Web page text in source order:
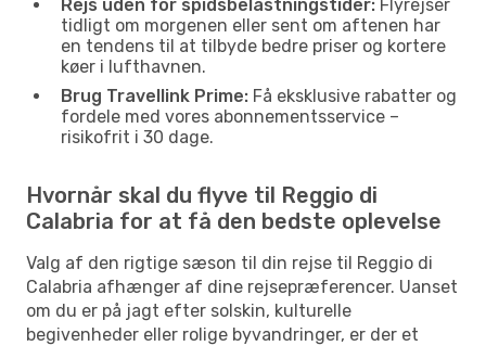
Rejs uden for spidsbelastningstider: Flyrejser
tidligt om morgenen eller sent om aftenen har
en tendens til at tilbyde bedre priser og kortere
køer i lufthavnen.
Brug Travellink Prime: Få eksklusive rabatter og
fordele med vores abonnementsservice –
risikofrit i 30 dage.
Hvornår skal du flyve til Reggio di
Calabria for at få den bedste oplevelse
Valg af den rigtige sæson til din rejse til Reggio di
Calabria afhænger af dine rejsepræferencer. Uanset
om du er på jagt efter solskin, kulturelle
begivenheder eller rolige byvandringer, er der et